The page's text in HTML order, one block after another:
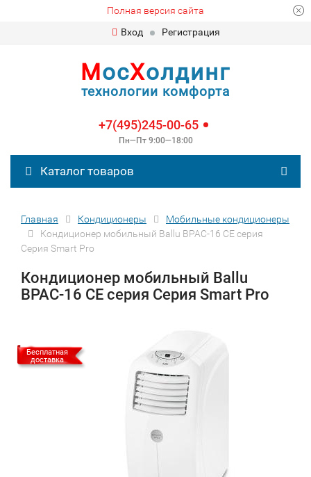
Полная версия сайта
Вход
Регистрация
МосХолдинг
технологии комфорта
+7(495)245-00-65
Пн—Пт 9:00—18:00
Каталог товаров
Главная Кондиционеры
Мобильные кондиционеры
Кондиционер мобильный Ballu BPAC-16 CE серия
Серия Smart Pro
Кондиционер мобильный Ballu
BPAC-16 CE серия Серия Smart Pro
Бесплатная
доставка